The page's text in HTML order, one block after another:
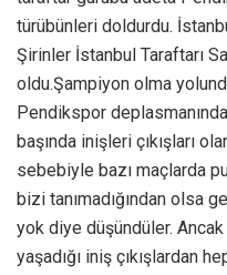
türübünleri doldurdu.
Şirinler İstanbul Taraftarı
oldu.Şampiyon olma
Pendikspor
başında inişleri çıkışları
sebebiyle bazı maçlarda
bizi tanımadığından olsa
yok diye düşündüler.
yaşadığı iniş çıkışlardan